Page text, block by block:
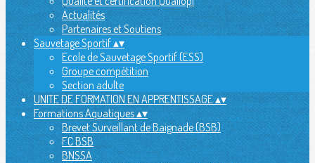
Actualités
Partenaires et Soutiens
Sauvetage Sportif▴▾
Ecole de Sauvetage Sportif (ESS)
Groupe compétition
Section adulte
UNITE DE FORMATION EN APPRENTISSAGE▴▾
Formations Aquatiques▴▾
Brevet Surveillant de Baignade (BSB)
FC BSB
BNSSA